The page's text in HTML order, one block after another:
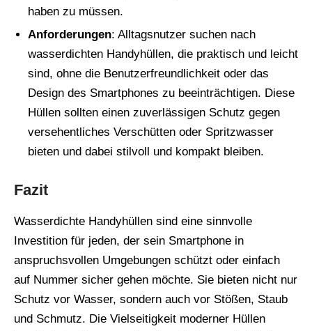
haben zu müssen.
Anforderungen: Alltagsnutzer suchen nach
wasserdichten Handyhüllen, die praktisch und leicht
sind, ohne die Benutzerfreundlichkeit oder das
Design des Smartphones zu beeinträchtigen. Diese
Hüllen sollten einen zuverlässigen Schutz gegen
versehentliches Verschütten oder Spritzwasser
bieten und dabei stilvoll und kompakt bleiben.
Fazit
Wasserdichte Handyhüllen sind eine sinnvolle
Investition für jeden, der sein Smartphone in
anspruchsvollen Umgebungen schützt oder einfach
auf Nummer sicher gehen möchte. Sie bieten nicht nur
Schutz vor Wasser, sondern auch vor Stößen, Staub
und Schmutz. Die Vielseitigkeit moderner Hüllen